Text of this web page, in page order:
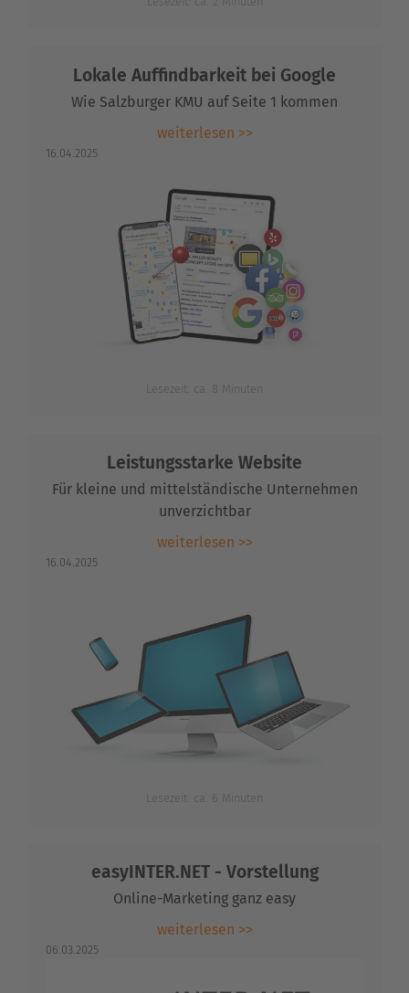
Lokale Auffindbarkeit bei Google
Wie Salzburger KMU auf Seite 1 kommen
weiterlesen >>
16.04.2025
Lesezeit: ca. 8 Minuten
Leistungsstarke Website
Für kleine und mittelständische Unternehmen
unverzichtbar
weiterlesen >>
16.04.2025
Lesezeit: ca. 6 Minuten
easyINTER.NET - Vorstellung
Online-Marketing ganz easy
weiterlesen >>
06.03.2025